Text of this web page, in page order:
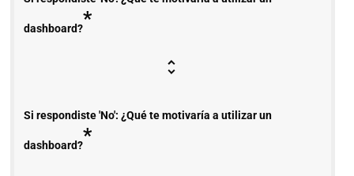
dashboard?*
Si respondiste 'No': ¿Qué te motivaría a utilizar un
dashboard?*